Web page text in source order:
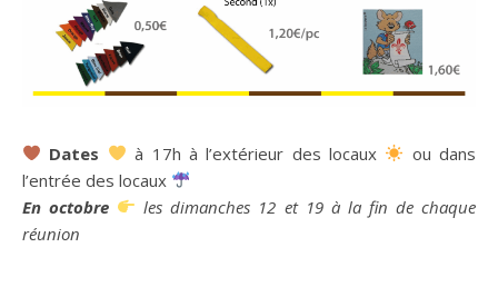
Dates à 17h à l’extérieur des locaux
ou dans
l’entrée des locaux
En octobre
les dimanches 12 et 19 à la fin de chaque
réunion